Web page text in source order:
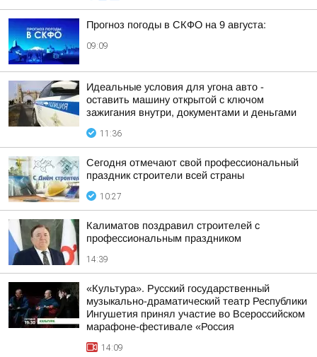
Прогноз погоды в СКФО на 9 августа:
09:09
Идеальные условия для угона авто -
оставить машину открытой с ключом
зажигания внутри, документами и деньгами
11:36
Сегодня отмечают свой профессиональный
праздник строители всей страны
10:27
Калиматов поздравил строителей с
профессиональным праздником
14:39
«Культура». Русский государственный
музыкально-драматический театр Республики
Ингушетия принял участие во Всероссийском
марафоне-фестивале «Россия
14:09